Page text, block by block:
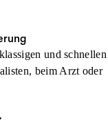
und schnellen
beim Arzt oder